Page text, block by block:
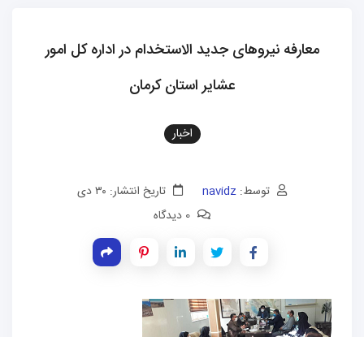
معارفه نیروهای جدید الاستخدام در اداره کل امور
عشایر استان کرمان
اخبار
توسط: navidz
تاریخ انتشار: ۳۰ دی